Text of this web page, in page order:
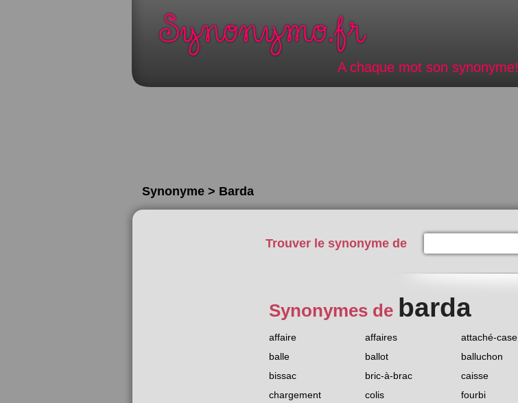
A chaque mot son synonyme!
Synonyme > Barda
Trouver le synonyme de
Synonymes de barda
affaire affaires attaché-case
balle
ballot balluchon
bissac
bric-à-brac caisse
chargement
colis fourbi